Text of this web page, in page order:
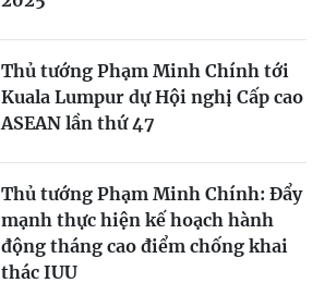
Thủ tướng Phạm Minh Chính tới
Kuala Lumpur dự Hội nghị Cấp cao
ASEAN lần thứ 47
Thủ tướng Phạm Minh Chính: Đẩy
mạnh thực hiện kế hoạch hành
động tháng cao điểm chống khai
thác IUU